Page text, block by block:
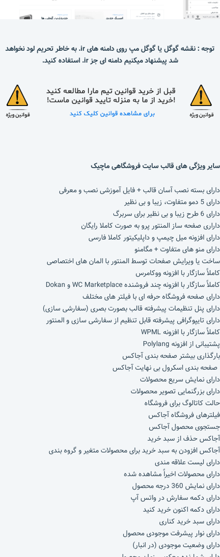
توجه : نقشه گوگل یا گوگل مپ روی دامنه های ir. به خاطر تحریم لود نخواهد
شد پیشنهاد میکنیم دامنه ای جز ir. استفاده کنید.
سایر ویژگی های قالب سایت فروشگاهی ماچیک
دارای بسته نصب آسان قالب + فایل آموزشی نصب و معرفی
دارای 5 دمو متفاوت، زیبا و بی نظیر
دارای 6 طرح زیبا و بی نظیر برای سربرگ
داراری صفحه ساز المنتور پرو به صورت کاملا رایگان
دارای افزونه میل چیمپ و داپلیکیتور کاملا فارسی
دارای منو های متفاوت + مگامنو
ساخت یا ویرایش صفحات توسط المنتور با المان های اختصاصی
کاملاً سازگار با افزونه ووکامرس
کاملاً سازگار با افزونه چند فروشنده WC Marketplace و Dokan
دارای صفحه فروشگاه حرفه ای با فیلتر های مختلف
دارای پنل تنظیمات پیشرفته قالب بصورت بصری (سفارشی سازی)
دارای تایپوگرافی پیشرفته قابل تنظیم از سفارشی سازی و المنتور
کاملاً سازگار با افزونه WPML
پشتیبانی از افزونه Polylang
بارگذاری بیشتر صفحه بندی آجاکس
صفحه بندی اسکرول بی نهایت آجاکس
دارای نمایش سریع محصولات
دارای بزرگنمایی تصویر محصولات
حالت کاتالوگ برای فروشگاه
فیلترهای فروشگاه آجاکس
جستجوی محصول آجاکس
آجاکس حذف از سبد خرید
آجاکس افزودن به سبد خرید برای محصولات متغیر و گروه بندی
دارای لیست علاقه مندی
دارای محصولات اخیراً مشاهده شده
دارای نمایش 360 درجه محصول
دارای دکمه سفارش در واتس آپ
دارای دکمه اکنون خرید کنید
دارای سبد خرید کناری
دارای نوار پیشرفت موجودی محصول
دارای وضعیت موجودی (در انبار)